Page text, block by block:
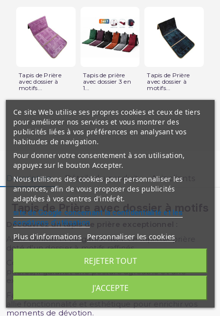
Tapis de Prière
avec dossier à
motifs...
Tapis de prière
avec dossier 3 en
1...
Tapis de Prière
avec dossier à
motifs...
Description Détails du produit Avis clients
Tapis de Prière avec dossier à motifs
Découvrez un tapis de prière exceptionnel :
Alliez confort et élégance avec ce tapis de prière
doté d’un dossier à motifs raffinés.
Conçu pour offrir un soutien optimal pendant vos
prières, il garantit une posture agréable et une
Fabriqué avec soin par des artisans experts, ce tapis
moments de dévotion.
Ce site Web utilise ses propres cookies et ceux de tiers
pour améliorer nos services et vous montrer des
publicités liées à vos préférences en analysant vos
habitudes de navigation.
Pour donner votre consentement à son utilisation,
appuyez sur le bouton Accepter.
Nous utilisons des cookies pour personnaliser les
annonces, afin de vous proposer des publicités
adaptées à vos centres d'intérêt.
site de Google concernant la confidentialité et les
conditions d'utilisation
Plus d'informations Personnaliser les cookies
REJETER TOUT
J'ACCEPTE